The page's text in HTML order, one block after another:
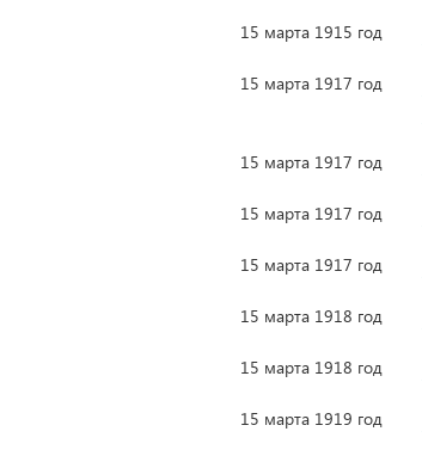
15 марта 1915 год
15 марта 1917 год
15 марта 1917 год
15 марта 1917 год
15 марта 1917 год
15 марта 1918 год
15 марта 1918 год
15 марта 1919 год